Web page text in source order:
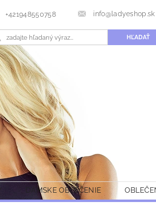
+421948550758 info@ladyeshop.sk
DÁMSKE OBLEČENIE